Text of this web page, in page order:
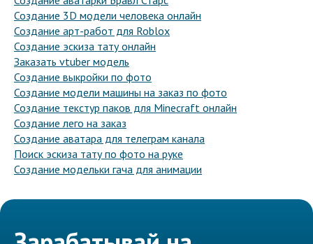
Создание 3D модели человека онлайн
Создание арт-работ для Roblox
Создание эскиза тату онлайн
Заказать vtuber модель
Создание выкройки по фото
Создание модели машины на заказ по фото
Создание текстур паков для Minecraft онлайн
Создание лего на заказ
Создание аватара для телеграм канала
Поиск эскиза тату по фото на руке
Создание модельки гача для анимации